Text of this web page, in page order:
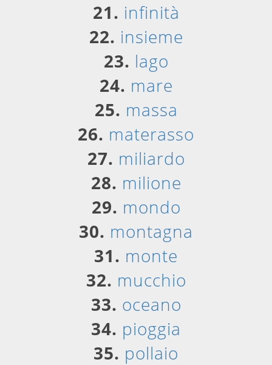
21. infinità
22. insieme
23. lago
24. mare
25. massa
26. materasso
27. miliardo
28. milione
29. mondo
30. montagna
31. monte
32. mucchio
33. oceano
34. pioggia
35. pollaio